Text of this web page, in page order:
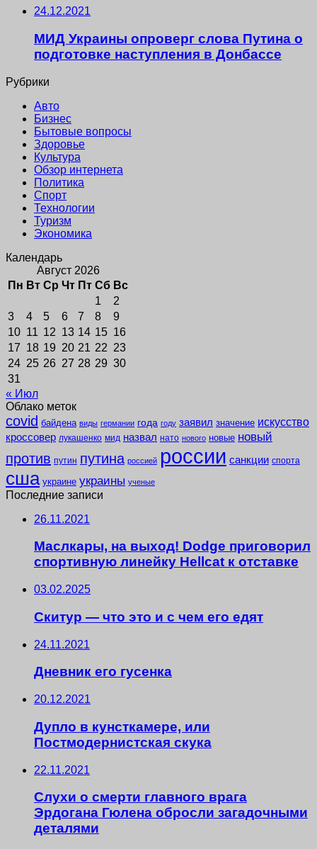
24.12.2021
МИД Украины опроверг слова Путина о
подготовке наступления в Донбассе
Рубрики
Авто
Бизнес
Бытовые вопросы
Здоровье
Культура
Обзор интернета
Политика
Спорт
Технологии
Туризм
Экономика
Календарь
Август 2026
Пн Вт Ср Чт Пт Сб Вс
1
2
3
4 5 6 7 8
9
10 11 12 13 14 15 16
17 18 19 20 21 22 23
24 25 26 27 28 29 30
31
« Июл
Облако меток
covid байдена виды германии года году заявил значение искусство
кроссовер лукашенко мид назвал нато нового новые новый
против путин путина россией россии санкции спорта
сша украине украины ученые
Последние записи
26.11.2021
Маслкары, на выход! Dodge приговорил
спортивную линейку Hellcat к отставке
03.02.2025
Скитур — что это и с чем его едят
24.11.2021
Дневник его гусенка
20.12.2021
Дупло в кунсткамере, или
Постмодернистская скука
22.11.2021
Слухи о смерти главного врага
Эрдогана Гюлена обросли загадочными
деталями